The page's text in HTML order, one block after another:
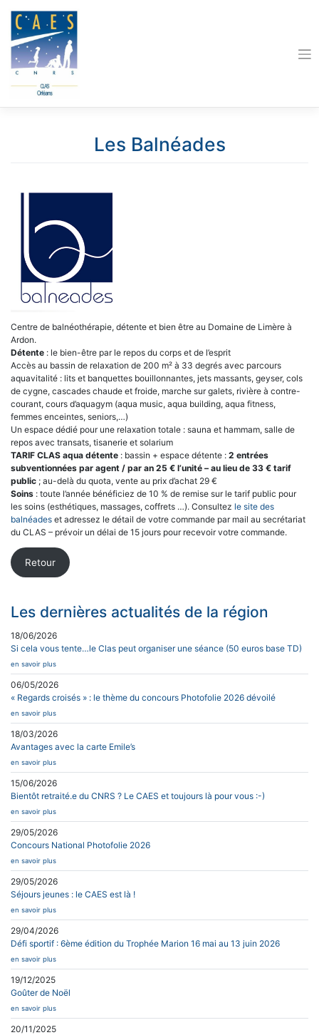
content
Les Balnéades
Centre de balnéothérapie, détente et bien être au Domaine de Limère à
Ardon.
Détente : le bien-être par le repos du corps et de l’esprit
Accès au bassin de relaxation de 200 m² à 33 degrés avec parcours
aquavitalité : lits et banquettes bouillonnantes, jets massants, geyser, cols
de cygne, cascades chaude et froide, marche sur galets, rivière à contre-
courant, cours d’aquagym (aqua music, aqua building, aqua fitness,
femmes enceintes, seniors,…)
Un espace dédié pour une relaxation totale : sauna et hammam, salle de
repos avec transats, tisanerie et solarium
TARIF CLAS aqua détente : bassin + espace détente : 2 entrées
subventionnées par agent / par an 25 € l’unité – au lieu de 33 € tarif
public ; au-delà du quota, vente au prix d’achat 29 €
Soins : toute l’année bénéficiez de 10 % de remise sur le tarif public pour
les soins (esthétiques, massages, coffrets …). Consultez le site des
balnéades et adressez le détail de votre commande par mail au secrétariat
du CLAS – prévoir un délai de 15 jours pour recevoir votre commande.
Retour
Les dernières actualités de la région
18/06/2026
Si cela vous tente…le Clas peut organiser une séance (50 euros base TD)
en savoir plus
06/05/2026
« Regards croisés » : le thème du concours Photofolie 2026 dévoilé
en savoir plus
18/03/2026
Avantages avec la carte Emile’s
en savoir plus
15/06/2026
Bientôt retraité.e du CNRS ? Le CAES et toujours là pour vous :-)
en savoir plus
29/05/2026
Concours National Photofolie 2026
en savoir plus
29/05/2026
Séjours jeunes : le CAES est là !
en savoir plus
29/04/2026
Défi sportif : 6ème édition du Trophée Marion 16 mai au 13 juin 2026
en savoir plus
19/12/2025
Goûter de Noël
en savoir plus
20/11/2025